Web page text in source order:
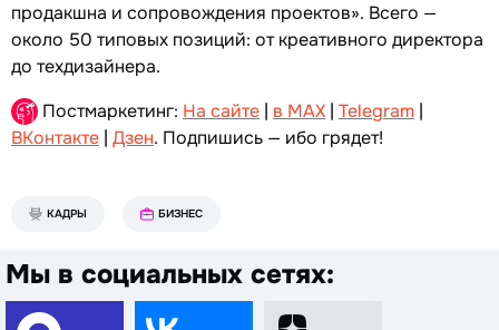
продакшна и сопровождения проектов». Всего —
около 50 типовых позиций: от креативного директора
до техдизайнера.
Постмаркетинг: На сайте | в MAX | Telegram |
ВКонтакте | Дзен. Подпишись — ибо грядет!
КАДРЫ БИЗНЕС
Мы в социальных сетях: